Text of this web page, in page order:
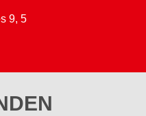
9, 5